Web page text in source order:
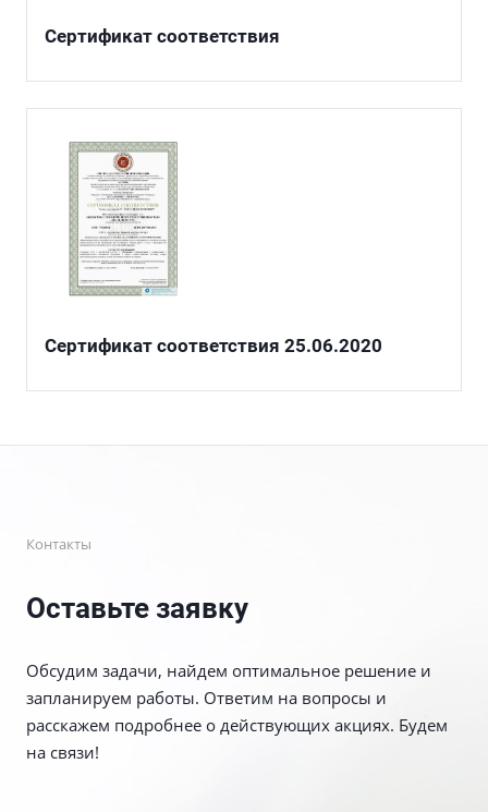
Сертификат соответствия
Сертификат соответствия 25.06.2020
Контакты
Оставьте заявку
Обсудим задачи, найдем оптимальное решение и
запланируем работы. Ответим на вопросы и
расскажем подробнее о действующих акциях. Будем
на связи!